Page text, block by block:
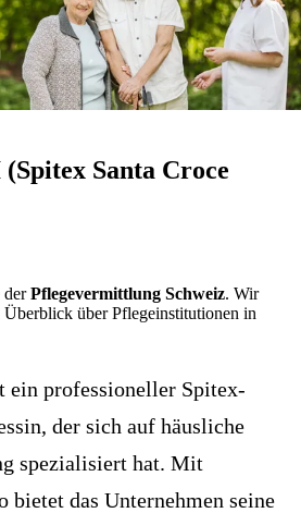
Santa Croce
derPflegevermittlung Schweiz. Wir
Überblick über Pflegeinstitutionen in
ein professioneller Spitex-
der sich auf häusliche
spezialisiert hat. Mit
bietet das Unternehmen seine